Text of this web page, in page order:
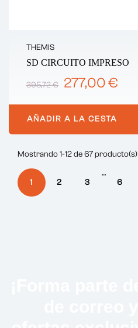
THEMIS
SD CIRCUITO IMPRESO
395,72 € 277,00 €
AÑADIR A LA CESTA
Mostrando 1-12 de 67 producto(s)
1 2 3
…
6